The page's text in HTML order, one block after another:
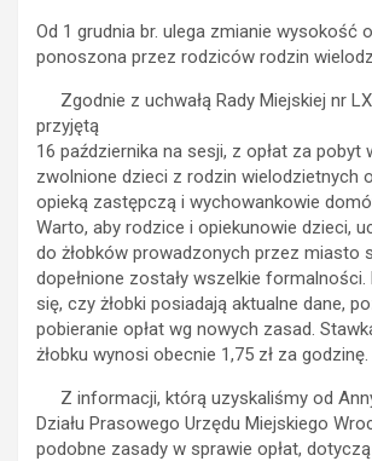
Od 1 grudnia br. ulega zmianie wysokość
ponoszona przez rodziców rodzin
Zgodnie z uchwałą Rady Miejskiej nr
przyjętą
16 października na sesji, z opłat za pobyt
zwolnione dzieci z rodzin wielodzietnych
opieką zastępczą i wychowankowie
Warto, aby rodzice i opiekunowie dzieci,
do żłobków prowadzonych przez miasto
dopełnione zostały wszelkie formalności.
się, czy żłobki posiadają aktualne dane,
pobieranie opłat wg nowych zasad.
żłobku wynosi obecnie 1,75 zł za godzinę.
Z informacji, którą uzyskaliśmy od
Działu Prasowego Urzędu Miejskiego
podobne zasady w sprawie opłat,